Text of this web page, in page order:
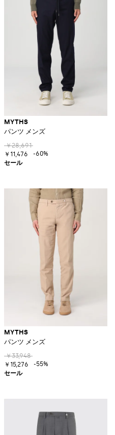
MYTHS
パンツ メンズ
￥28,691
￥11,476
-60%
MYTHS
パンツ メンズ
￥33,948
￥15,276
-55%